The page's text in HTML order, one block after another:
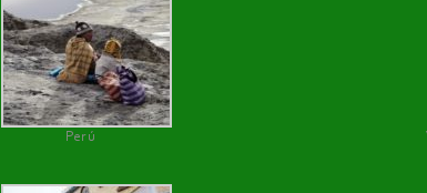
Perú